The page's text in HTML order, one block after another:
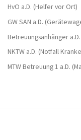
HvO a.D. (Helfer vor Ort)
GW SAN a.D.
Betreuungs­anhänger a.D.
NKTW a.D. (Notfall
MTW Betreuung 1 a.D.